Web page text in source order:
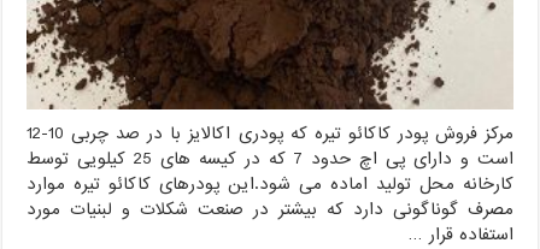
مرکز فروش پودر کاکائو تیره که پودری اکالایز با در صد چربی 10-12
است و دارای پی اچ حدود 7 که در کیسه های 25 کیلویی توسط
کارخانه محل تولید اماده می شود.این پودرهای کاکائو تیره موارد
مصرف گوناگونی دارد که بیشتر در صنعت شکلات و لبنیات مورد
استفاده قرار …